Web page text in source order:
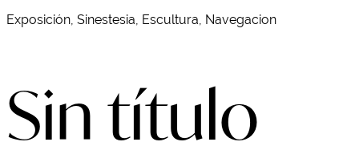
Exposición, Sinestesia, Escultura, Navegacion
Sin título